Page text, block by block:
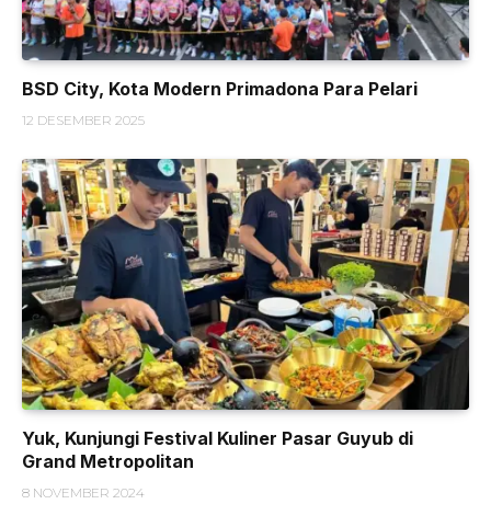
BSD City, Kota Modern Primadona Para Pelari
12 DESEMBER 2025
Yuk, Kunjungi Festival Kuliner Pasar Guyub di
Grand Metropolitan
8 NOVEMBER 2024